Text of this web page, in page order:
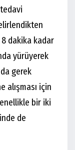
dakika kadar
yürüyerek
gerek
alışması için
bir iki
de